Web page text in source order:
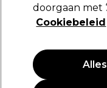
(0
PROMOTIE
doorgaan met
Cookiebeleid